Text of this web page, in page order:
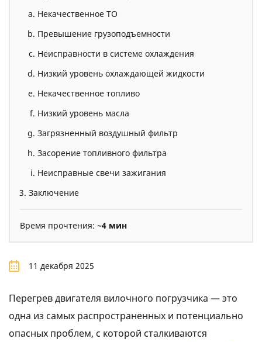
Некачественное ТО
Превышение грузоподъемности
Неисправности в системе охлаждения
Низкий уровень охлаждающей жидкости
Некачественное топливо
Низкий уровень масла
Загрязненный воздушный фильтр
Засорение топливного фильтра
Неисправные свечи зажигания
Заключение
Время прочтения: ~4 мин
11 декабря 2025
Перегрев двигателя вилочного погрузчика — это
одна из самых распространенных и потенциально
опасных проблем, с которой сталкиваются